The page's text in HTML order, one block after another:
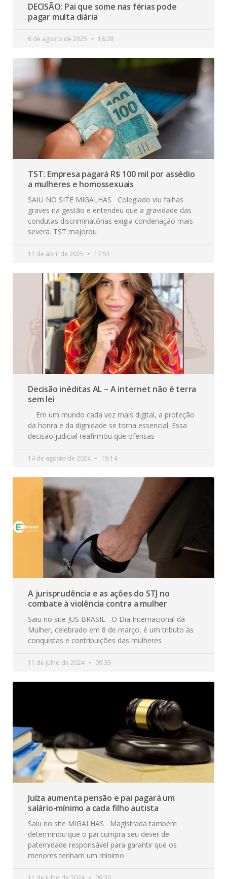
DECISÃO: Pai que some nas férias pode
pagar multa diária
6 de agosto de 2025 18:28
TST: Empresa pagará R$ 100 mil por assédio
a mulheres e homossexuais
SAIU NO SITE MIGALHAS Colegiado viu falhas
graves na gestão e entendeu que a gravidade das
condutas discriminatórias exigia condenação mais
severa. TST majorou
11 de abril de 2025 17:55
Decisão inéditas AL – A internet não é terra
sem lei
Em um mundo cada vez mais digital, a proteção
da honra e da dignidade se torna essencial. Essa
decisão judicial reafirmou que ofensas
14 de agosto de 2024 19:14
A jurisprudência e as ações do STJ no
combate à violência contra a mulher
Saiu no site JUS BRASIL O Dia Internacional da
Mulher, celebrado em 8 de março, é um tributo às
conquistas e contribuições das mulheres
11 de julho de 2024 09:33
Juíza aumenta pensão e pai pagará um
salário-mínimo a cada filho autista
Saiu no site MIGALHAS Magistrada também
determinou que o pai cumpra seu dever de
paternidade responsável para garantir que os
menores tenham um mínimo